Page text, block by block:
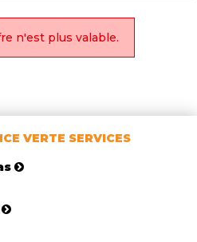
n'est plus valable.
VERTE SERVICES